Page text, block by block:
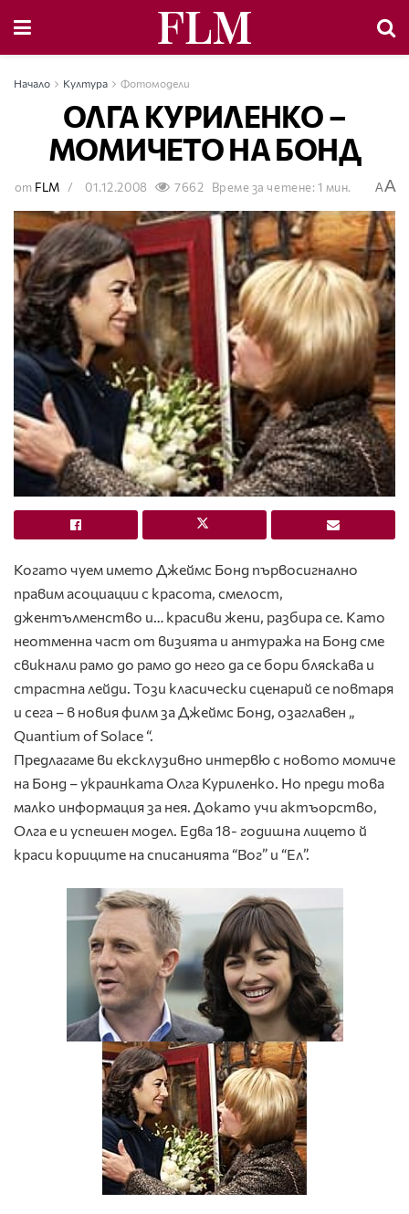
Начало Култура Фотомодели
ОЛГА КУРИЛЕНКО –
МОМИЧЕТО НА БОНД
от FLM 01.12.2008 7662 Време за четене: 1 мин. AA
Когато чуем името Джеймс Бонд първосигнално
правим асоциации с красота, смелост,
джентълменство и… красиви жени, разбира се. Като
неотменна част от визията и антуража на Бонд сме
свикнали рамо до рамо до него да се бори бляскава и
страстна лейди. Този класически сценарий се повтаря
и сега – в новия филм за Джеймс Бонд, озаглавен „
Quantium of Solace “.
Предлагаме ви ексклузивно интервю с новото момиче
на Бонд – украинката Олга Куриленко. Но преди това
малко информация за нея. Докато учи актъорство,
Олга е и успешен модел. Едва 18- годишна лицето й
краси кориците на списанията “Вог” и “Ел”.